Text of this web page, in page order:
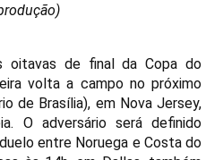
oitavas de final da Copa do
volta a campo no próximo
de Brasília), em Nova Jersey,
O adversário será definido
entre Noruega e Costa do